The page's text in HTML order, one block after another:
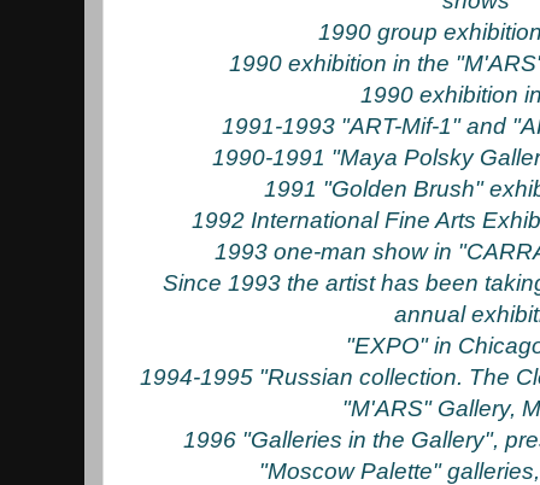
1990 group
1990 exhibition in the
1990 exhibition
1991-1993 "ART-Mif-1" and
1990-1991 "Maya Polsky
1991 "Golden Brush"
1992 International Fine Arts
1993 one-man show in
Since 1993 the artist has been
annual
"EXPO" in
1994-1995 "Russian collection. The
"M'ARS" Gallery,
1996 "Galleries in the Gallery",
"Moscow Palette"